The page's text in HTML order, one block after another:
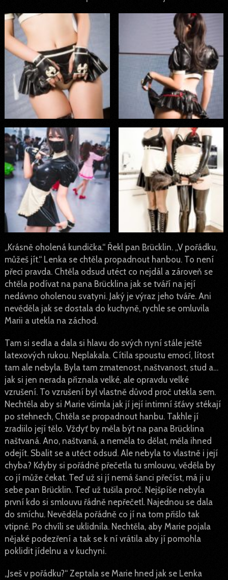
„Krásně oholená kundička.“ Řekl pan Brücklin. „V pořádku,
můžeš jít.“ Lenka se chtěla propadnout hanbou. To není
přeci pravda. Chtěla odsud utéct co nejdál a zároveň se
chtěla podívat na pana Brücklina jak se tváří na její
nedávno oholenou svatyni. Jaký je výraz jeho tváře. Ani
nevěděla jak se dostala do kuchyně, rychle se omluvila
Marii a utekla na záchod.
Tam si sedla a dala si hlavu do svých nyní stále ještě
latexových rukou. Neplakala. Cítila spoustu emocí, lítost
tam ale nebyla. Byla tam zmatenost, naštvanost, stud a…
jak si jen nerada přiznala velké, ale opravdu velké
vzrušení. To vzrušení byl vlastně důvod proč utekla sem.
Nechtěla aby si Marie všimla jak jí její intimní šťávy stékají
po stehnech, Chtěla se propadnout hanbu. Takhle jí
zradiilo její tělo. Vždyť by měla být na pana Brücklina
naštvaná. Ano, naštvaná, a neměla to dělat, měla ihned
odejít. Sbalit se a utéct odsud. Ale nebyla to vlastně i její
chyba? Kdyby si pořádně přečetla tu smlouvu, věděla by
co jí může čekat. Teď už si jí nemá šanci přečíst, má ji u
sebe pan Brücklin. Teď už tušila proč. Nejšpíše nebyla
první kdo si smlouvu řádně nepřečetl. Najednou se dala
do smíchu. Nevěděla pořádně co jí na tom přišlo tak
vtipné. Po chvíli se uklidnila. Nechtěla, aby Marie pojala
nějaké podezření a tak se k ní vrátila aby jí pomohla
poklidit jídelnu a v kuchyni.
„Jseš v pořádku?“ Zeptala se Marie hned jak se Lenka